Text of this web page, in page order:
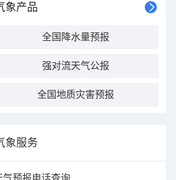
象产品
全国降水量预报
强对流天气公报
全国地质灾害预报
象服务
气预报电话查询